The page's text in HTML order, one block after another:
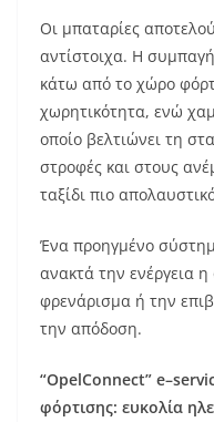
Οι μπαταρίες
αντίστοιχα. Η
κάτω από το χώρο
χωρητικότητα, ενώ
οποίο βελτιώνει τη
στροφές και στους
ταξίδι πιο
Ένα προηγμένο
ανακτά την ενέργεια
φρενάρισμα ή την
την απόδοση.
“OpelConnect” e–
φόρτισης: ευκολία